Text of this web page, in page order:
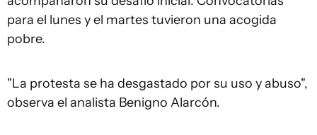
para el lunes y el martes tuvieron una acogida
pobre.
"La protesta se ha desgastado por su uso y abuso",
observa el analista Benigno Alarcón.